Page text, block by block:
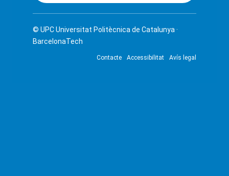
© UPCUniversitat Politècnica de Catalunya ·
BarcelonaTech
Contacte Accessibilitat Avís legal